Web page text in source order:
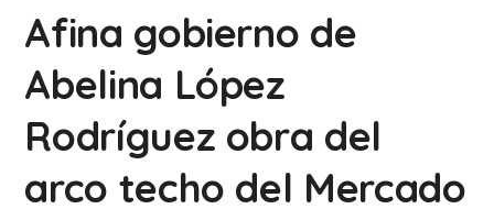
Afina gobierno de
Abelina López
Rodríguez obra del
arco techo del Mercado